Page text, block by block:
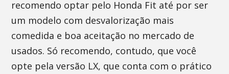
recomendo optar pelo Honda Fit até por ser
um modelo com desvalorização mais
comedida e boa aceitação no mercado de
usados. Só recomendo, contudo, que você
opte pela versão LX, que conta com o prático